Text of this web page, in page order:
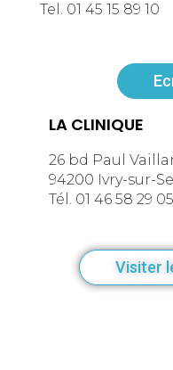
Tel. 01 45 15 89 10
LA CLINIQUE
26 bd Paul
94200 Ivry-sur-
Tél. 01 46 58 29 05
Visiter